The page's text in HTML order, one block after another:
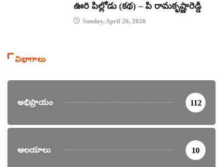
ఊరి పిల్లోడు (కథ) – పి రామకృష్ణారెడ్డి
Sunday, April 26, 2026
విభాగాలు
అభిప్రాయం 112
ఆలయాలు 10